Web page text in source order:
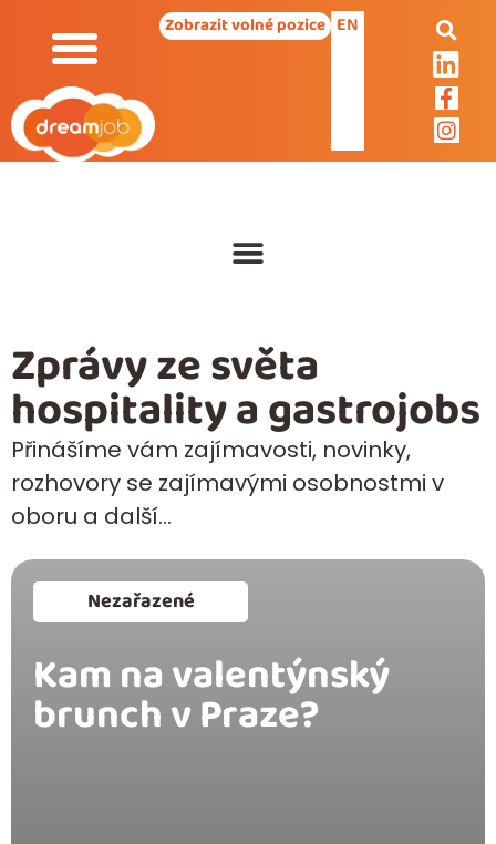
Zobrazit volné pozice EN
Zprávy ze světa
hospitality a gastrojobs
Přinášíme vám zajímavosti, novinky,
rozhovory se zajímavými osobnostmi v
oboru a další…
Nezařazené
Kam na valentýnský
brunch v Praze?